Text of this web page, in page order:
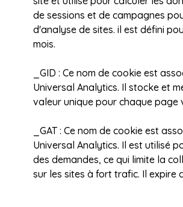
de sessions et de campagnes
d'analyse de sites. il est défini
mois.
_GID : Ce nom de cookie est
Universal Analytics. Il stocke et
valeur unique pour chaque page
_GAT : Ce nom de cookie est
Universal Analytics. Il est utilisé
des demandes, ce qui limite la
sur les sites à fort trafic. Il expire